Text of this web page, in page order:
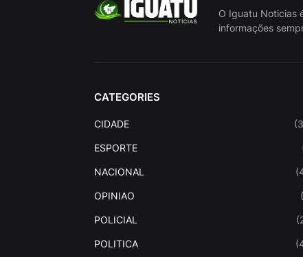
O Iguatu Noticias
informações
CATEGORIES
CIDADE
ESPORTE
NACIONAL
OPINIAO
POLICIAL
POLITICA